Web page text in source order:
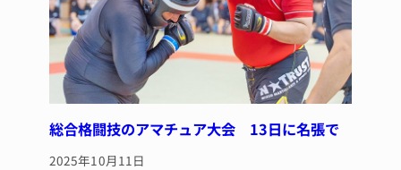
総合格闘技のアマチュア大会 13日に名張で
2025年10月11日